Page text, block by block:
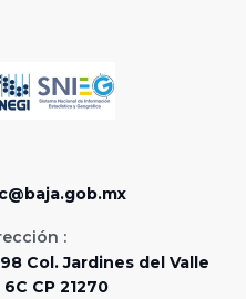
:
Col. Jardines del Valle
CP 21270